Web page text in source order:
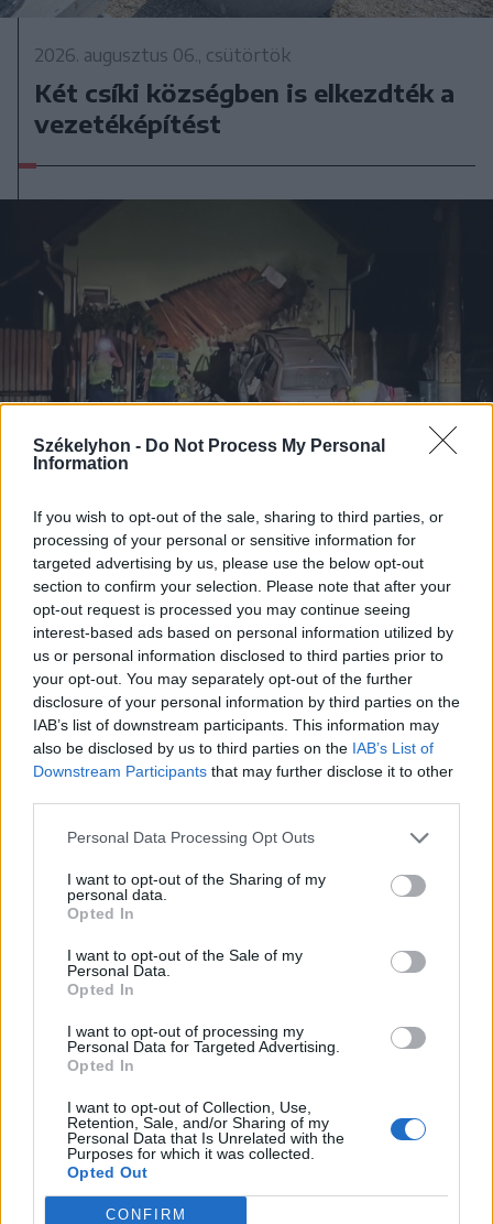
Székelyhon - Do Not Process My Personal
Information
If you wish to opt-out of the sale, sharing to third parties, or
processing of your personal or sensitive information for
targeted advertising by us, please use the below opt-out
section to confirm your selection. Please note that after your
opt-out request is processed you may continue seeing
interest-based ads based on personal information utilized by
us or personal information disclosed to third parties prior to
your opt-out. You may separately opt-out of the further
disclosure of your personal information by third parties on the
IAB’s list of downstream participants. This information may
also be disclosed by us to third parties on the IAB’s List of
Downstream Participants that may further disclose it to other
Personal Data Processing Opt Outs
I want to opt-out of the Sharing of my
personal data.
Opted In
I want to opt-out of the Sale of my
Personal Data.
Opted In
I want to opt-out of processing my
Personal Data for Targeted Advertising.
Opted In
I want to opt-out of Collection, Use,
Retention, Sale, and/or Sharing of my
Personal Data that Is Unrelated with the
Purposes for which it was collected.
Opted Out
CONFIRM
2026. augusztus 06., csütörtök
Két csíki községben is elkezdték a
vezetéképítést
2026. augusztus 05., szerda
Jogosítvány nélkül, ittasan hajtott
háznak egy csíkszeredai férfi
Jól halad a Tusnádfürdőt ellátó
vízvezeték építése